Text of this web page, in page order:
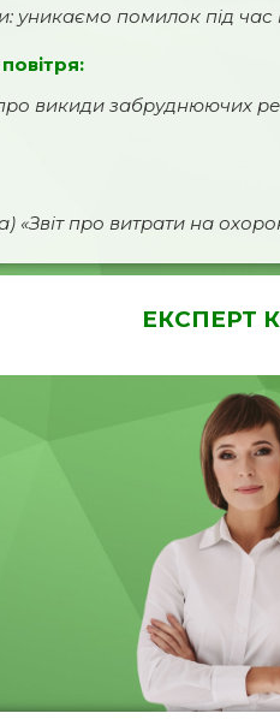
уникаємо помилок під
викиди забруднюючих
«Звіт про витрати на
ЕКСПЕРТ